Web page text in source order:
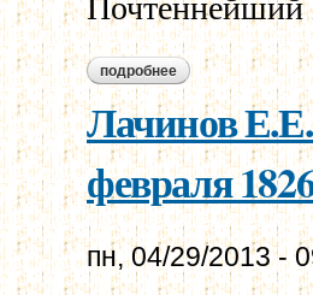
подробнее о лачинов е.е. -
Лачинов
февраля
пн, 04/29/2013 -